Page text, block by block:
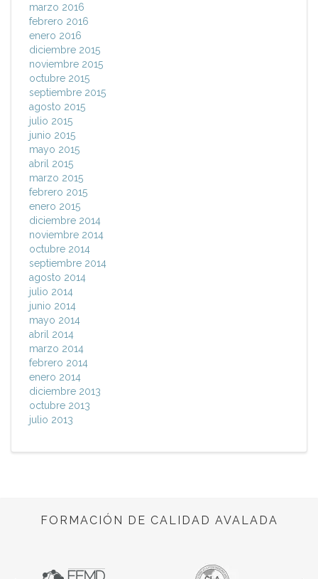
marzo 2016
febrero 2016
enero 2016
diciembre 2015
noviembre 2015
octubre 2015
septiembre 2015
agosto 2015
julio 2015
junio 2015
mayo 2015
abril 2015
marzo 2015
febrero 2015
enero 2015
diciembre 2014
noviembre 2014
octubre 2014
septiembre 2014
agosto 2014
julio 2014
junio 2014
mayo 2014
abril 2014
marzo 2014
febrero 2014
enero 2014
diciembre 2013
octubre 2013
julio 2013
FORMACIÓN DE CALIDAD AVALADA